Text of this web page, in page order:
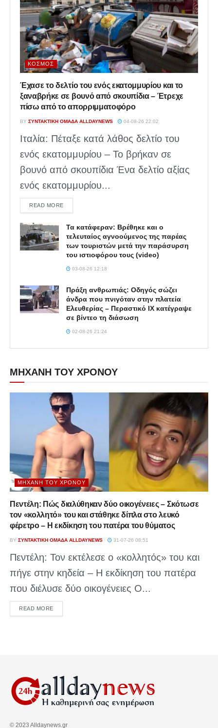
ΚΌΣΜΟΣ
Έχασε το δελτίο του ενός εκατομμυρίου και το
ξαναβρήκε σε βουνό από σκουπίδια – Έτρεχε
πίσω από το απορριμματοφόρο
BY ΣΥΝΤΑΚΤΙΚΉ ΟΜΆΔΑ ALLDAYNEWS 04-08-26 22:02
Ιταλία: Πέταξε κατά λάθος δελτίο του
ενός εκατομμυρίου – Το βρήκαν σε
βουνό από σκουπίδια Ένα δελτίο αξίας
ενός εκατομμυρίου...
READ MOREDETAILS
Τα κατάφεραν: Βρέθηκε και ο
τελευταίος αγνοούμενος της παρέας
των τουριστών μετά την παράσυρση
του ιστιοφόρου τους (video)
03-08-26 12:18
Πράξη ανθρωπιάς: Οδηγός σώζει
άνδρα που πνιγόταν στην πλατεία
Ελευθερίας – Περαστικό ΙΧ κατέγραψε
σε βίντεο τη διάσωση
02-08-26 21:24
ΜΗΧΑΝΗ ΤΟΥ ΧΡΟΝΟΥ
ΜΗΧΑΝΉ ΤΟΥ ΧΡΌΝΟΥ
Πεντέλη: Πώς διαλύθηκαν δύο οικογένειες – Σκότωσε
τον «κολλητό» του και στάθηκε δίπλα στο λευκό
φέρετρο – Η εκδίκηση του πατέρα του θύματος
BY ΣΥΝΤΑΚΤΙΚΉ ΟΜΆΔΑ ALLDAYNEWS 31-07-26 08:51
Πεντέλη: Τον εκτέλεσε ο «κολλητός» του και
πήγε στην κηδεία – Η εκδίκηση του πατέρα
που διέλυσε δύο οικογένειες Ο...
READ MOREDETAILS
© 2023 Alldaynews.gr